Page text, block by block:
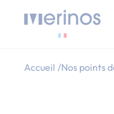
Allez au contenu
Accueil Nos points